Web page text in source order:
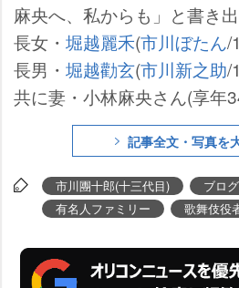
麻央へ、私からも」と書き出
長女・ 堀越麗禾(市川ぼたん/
長男・ 堀越勸玄(市川新之助/
共に妻・小林麻央さん(享年
贈ったプレゼントの数々を
記事全文・写真を
市川團十郎(十三代目) ブロ
有名人ファミリー
歌舞伎役